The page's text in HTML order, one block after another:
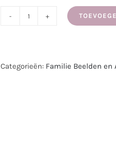
Sleutelhanger
Categorieën: Familie Beelden en